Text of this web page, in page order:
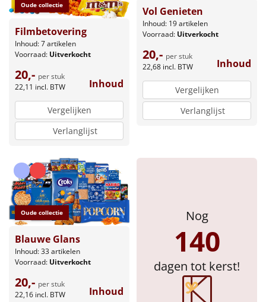
Slowcooker POPULAIR
Noodradio NIEUW
Deken (fleece plaid)
Alle artikelen
Overige
Personeel
Doe het zelf
Sinterklaaspakketten
Particulier
Kerstgeschenken 2026
Oude collectie
Filmbetovering
Inhoud: 7 artikelen
Voorraad: Uitverkocht
20,- per stuk
22,11 incl. BTW Inhoud
Vergelijken
Verlanglijst
Vol Genieten
Inhoud: 19 artikelen
Voorraad: Uitverkocht
20,- per stuk
22,68 incl. BTW Inhoud
Vergelijken
Verlanglijst
Oude collectie
Blauwe Glans
Inhoud: 33 artikelen
Voorraad: Uitverkocht
20,- per stuk
22,16 incl. BTW Inhoud
Nog
140
dagen tot kerst!